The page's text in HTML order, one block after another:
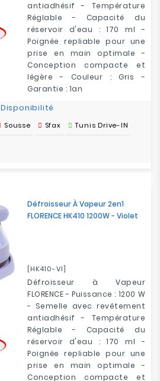
antiadhésif - Température
Réglable - Capacité du
réservoir d'eau : 170 ml -
Poignée repliable pour une
prise en main optimale -
Conception compacte et
légère - Couleur : Gris -
Garantie : 1an
Disponibilité
Sousse Sfax Tunis Drive-IN
Défroisseur À Vapeur 2en1
FLORENCE HK410 1200W - Violet
[HK410-VI]
Défroisseur à Vapeur
FLORENCE - Puissance : 1200 W
- Semelle avec revêtement
antiadhésif - Température
Réglable - Capacité du
réservoir d'eau : 170 ml -
Poignée repliable pour une
prise en main optimale -
Conception compacte et